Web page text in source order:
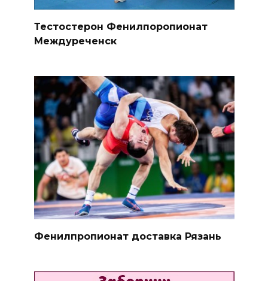
Тестостерон Фенилпоропионат
Междуреченск
Фенилпропионат доставка Рязань